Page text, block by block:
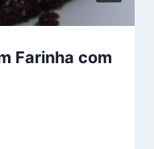
Farinha com